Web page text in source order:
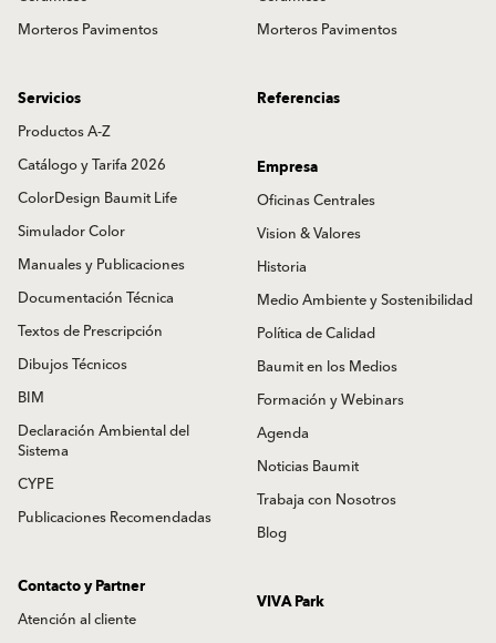
Morteros Pavimentos
Morteros Pavimentos
Servicios
Productos A-Z
Catálogo y Tarifa 2026
ColorDesign Baumit Life
Simulador Color
Manuales y Publicaciones
Documentación Técnica
Textos de Prescripción
Dibujos Técnicos
BIM
Declaración Ambiental del
Sistema
CYPE
Publicaciones Recomendadas
Referencias
Empresa
Oficinas Centrales
Vision & Valores
Historia
Medio Ambiente y Sostenibilidad
Política de Calidad
Baumit en los Medios
Formación y Webinars
Agenda
Noticias Baumit
Trabaja con Nosotros
Blog
Contacto y Partner
Atención al cliente
VIVA Park